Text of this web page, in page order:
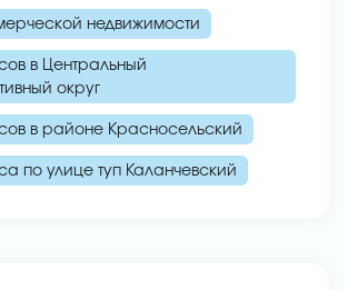
недвижимости
в Центральный
округ
в районе Красносельский
по улице туп Каланчевский